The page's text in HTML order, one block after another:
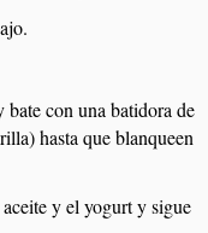
bate con una batidora de
hasta que blanqueen
y el yogurt y sigue